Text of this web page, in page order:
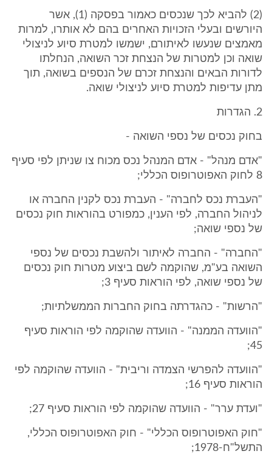
(2) להביא לכך שנכסים כאמור בפסקה (1), אשר
היורשים ובעלי הזכויות האחרים בהם לא אותרו, למרות
מאמצים שנעשו לאיתורם, ישמשו למטרת סיוע לניצולי
שואה וכן למטרות של הנצחת זכר השואה, הנחלתו
לדורות הבאים והנצחת זכרם של הנספים בשואה, תוך
מתן עדיפות למטרת סיוע לניצולי שואה.
2. הגדרות
בחוק נכסים של נספי השואה -
"אדם מנהל" - אדם המנהל נכס מכוח צו שניתן לפי סעיף
8 לחוק האפוטרופוס הכללי;
"העברת נכס לחברה" - העברת נכס לקנין החברה או
לניהול החברה, לפי הענין, כמפורט בהוראות חוק נכסים
של נספי שואה;
"החברה" - החברה לאיתור ולהשבת נכסים של נספי
השואה בע"מ, שהוקמה לשם ביצוע מטרות חוק נכסים
של נספי שואה, לפי הוראות סעיף 3;
"הרשות" - כהגדרתה בחוק החברות הממשלתיות;
"הוועדה הממנה" - הוועדה שהוקמה לפי הוראות סעיף
45;
"הוועדה להפרשי הצמדה וריבית" - הוועדה שהוקמה לפי
הוראות סעיף 16;
"ועדת ערר" - הוועדה שהוקמה לפי הוראות סעיף 27;
"חוק האפוטרופוס הכללי" - חוק האפוטרופוס הכללי,
התשל"ח-1978;